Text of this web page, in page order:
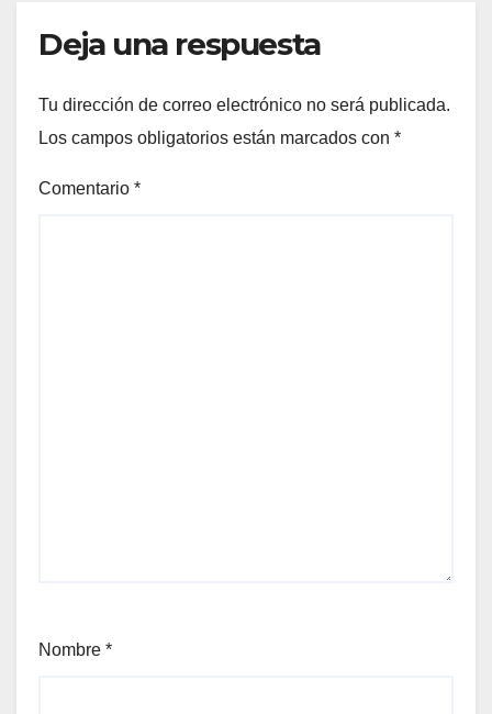
Deja una respuesta
Tu dirección de correo electrónico no será publicada.
Los campos obligatorios están marcados con *
Comentario *
Nombre *